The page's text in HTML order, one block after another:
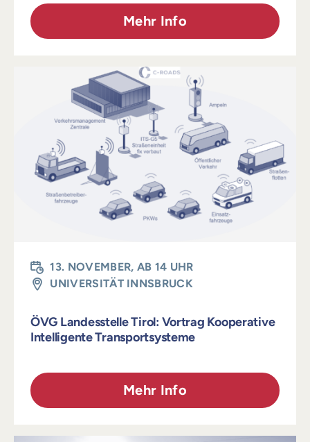
Mehr Info
13. NOVEMBER, AB 14 UHR
UNIVERSITÄT INNSBRUCK
ÖVG Landesstelle Tirol: Vortrag Kooperative
Intelligente Transportsysteme
Mehr Info